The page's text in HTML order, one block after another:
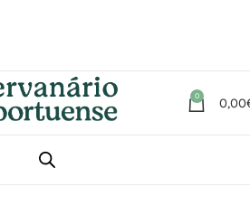
0 0,00
alimentares